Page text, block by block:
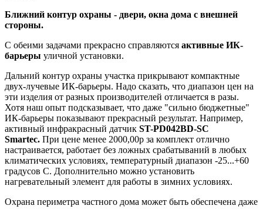
Ближний контур охраны - двери, окна дома с внешней
стороны.
С обеими задачами прекрасно справляются активные ИК-
барьеры уличной установки.
Дальний контур охраны участка прикрывают компактные
двух-лучевые ИК-барьеры. Надо сказать, что диапазон цен на
эти изделия от разных производителей отличается в разы.
Хотя наш опыт подсказывает, что даже "сильно бюджетные"
ИК-барьеры показывают прекрасный результат. Например,
активный инфракрасный датчик ST-PD042BD-SC
Smartec. При цене менее 2000,00р за комплект отлично
настраивается, работает без ложных срабатываний в любых
климатических условиях, температурный диапазон -25...+60
градусов С. Дополнительно можно установить
нагревательный элемент для работы в зимних условиях.
Охрана периметра частного дома может быть обеспечена даже